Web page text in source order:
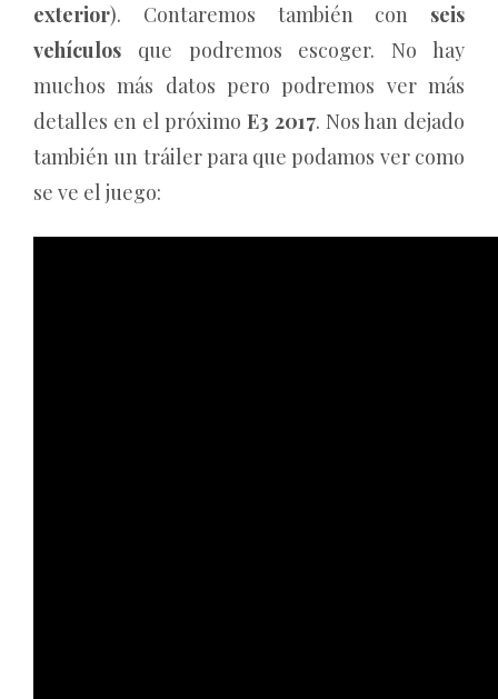
exterior). Contaremos también con seis
vehículos que podremos escoger. No hay
muchos más datos pero podremos ver más
detalles en el próximo E3 2017. Nos han dejado
también un tráiler para que podamos ver como
se ve el juego: